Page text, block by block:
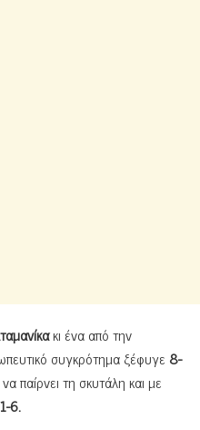
κι ένα από την
συγκρότημα ξέφυγε 8-
να παίρνει τη σκυτάλη και με
6.